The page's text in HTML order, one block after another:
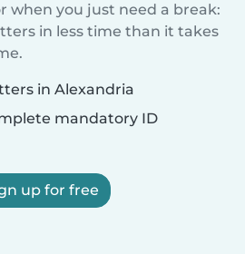
when you just need a break:
in less time than it takes
in Alexandria
mandatory ID
up for free